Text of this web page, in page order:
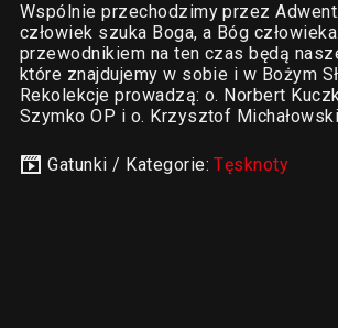
Wspólnie przechodzimy przez
człowiek szuka Boga, a Bóg
przewodnikiem na ten czas będą
które znajdujemy w sobie i w Bożym
Rekolekcje prowadzą: o. Norbert
Szymko OP i o. Krzysztof Michałowski
Gatunki / Kategorie:Tęsknoty